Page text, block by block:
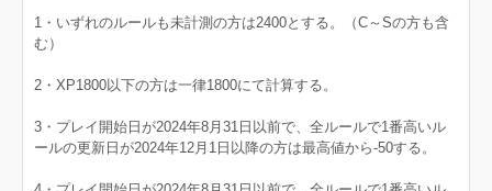
1・いずれのルールも未計測の方は2400とする。（C～Sの方も含
む）
2・XP1800以下の方は一律1800にて計算する。
3・プレイ開始日が2024年8月31日以前で、全ルールで1番高いル
ールの更新日が2024年12月1日以降の方は最高値から-50する。